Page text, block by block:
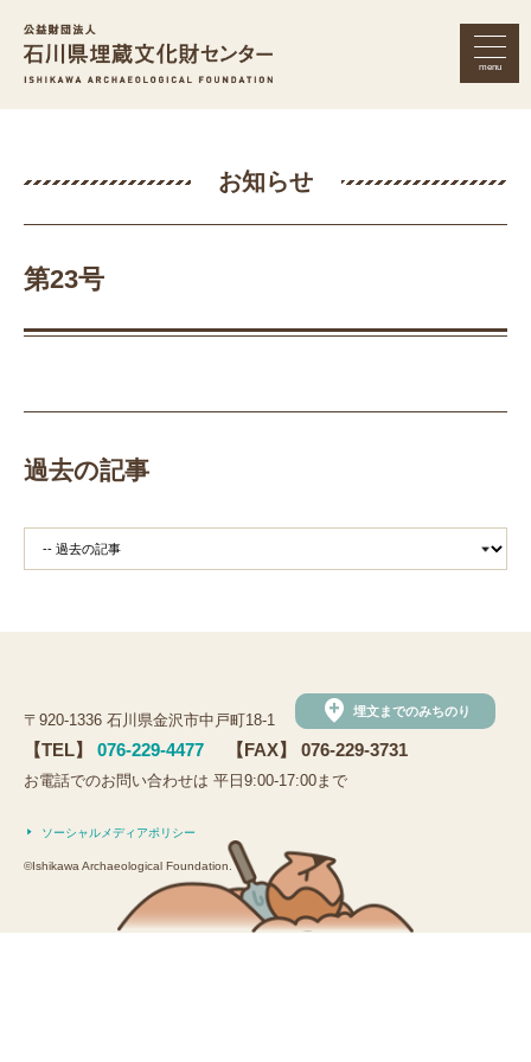
menu
お知らせ
第23号
過去の記事
〒920-1336 石川県金沢市中戸町18-1 add_location 埋文までのみちのり
【TEL】 076-229-4477 【FAX】 076-229-3731
お電話でのお問い合わせは 平日9:00-17:00まで
ソーシャルメディアポリシー
©Ishikawa Archaeological Foundation.